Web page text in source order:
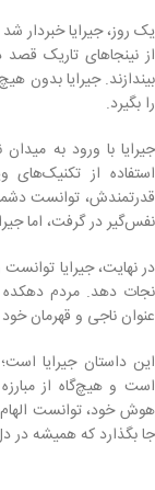
یک روز، جیرایا
از نینجاهای تاریک
بیندازند. جیرایا بدون
را بگیرد.
جیرایا با ورود به
استفاده از
قدرتمندش، توانست
نفس‌گیر در گرفت، اما
در نهایت، جیرایا
نجات دهد. مردم دهکده
عنوان ناجی و قهرمان
این داستان جیرایا
است و هیچ‌گاه از
هوش خود، توانست
جا بگذارد که همیشه در